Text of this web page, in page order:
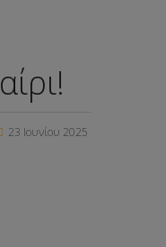
23 Ιουνίου 2025